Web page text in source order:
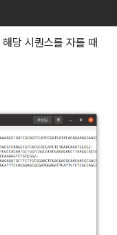
당 시퀀스를 자를 때